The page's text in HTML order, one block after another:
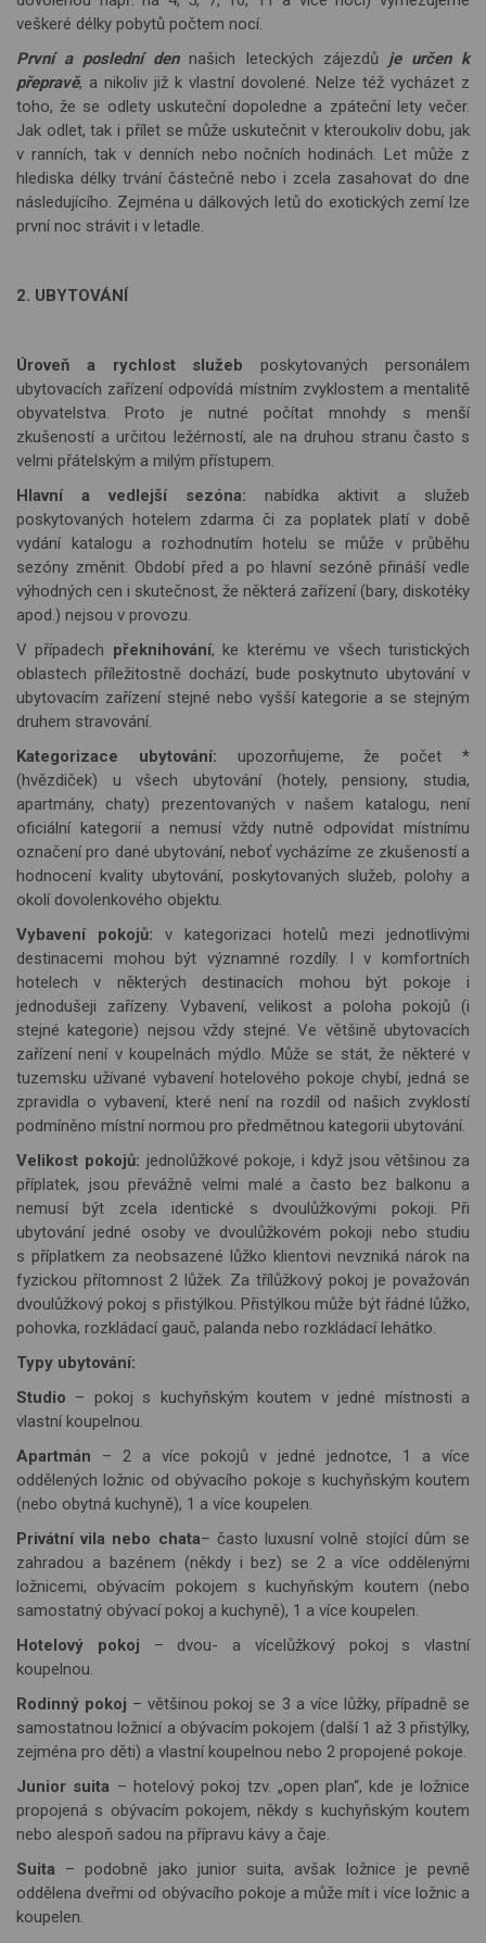
veškeré délky pobytů počtem nocí.
První a poslední dennašich leteckých zájezdů je určen k
přepravě, a nikoliv již k vlastní dovolené. Nelze též vycházet z
toho, že se odlety uskuteční dopoledne a zpáteční lety večer.
Jak odlet, tak i přílet se může uskutečnit v kteroukoliv dobu, jak
v ranních, tak v denních nebo nočních hodinách. Let může z
hlediska délky trvání částečně nebo i zcela zasahovat do dne
následujícího. Zejména u dálkových letů do exotických zemí lze
první noc strávit i v letadle.
2. UBYTOVÁNÍ
Úroveň a rychlost služeb poskytovaných personálem
ubytovacích zařízení odpovídá místním zvyklostem a mentalitě
obyvatelstva. Proto je nutné počítat mnohdy s menší
zkušeností a určitou ležérností, ale na druhou stranu často s
velmi přátelským a milým přístupem.
Hlavní a vedlejší sezóna: nabídka aktivit a služeb
poskytovaných hotelem zdarma či za poplatek platí v době
vydání katalogu a rozhodnutím hotelu se může v průběhu
sezóny změnit. Období před a po hlavní sezóně přináší vedle
výhodných cen i skutečnost, že některá zařízení (bary, diskotéky
apod.) nejsou v provozu.
V případech překnihování, ke kterému ve všech turistických
oblastech příležitostně dochází, bude poskytnuto ubytování v
ubytovacím zařízení stejné nebo vyšší kategorie a se stejným
druhem stravování.
Kategorizace ubytování: upozorňujeme, že počet *
(hvězdiček) u všech ubytování (hotely, pensiony, studia,
apartmány, chaty) prezentovaných v našem katalogu, není
oficiální kategorií a nemusí vždy nutně odpovídat místnímu
označení pro dané ubytování, neboť vycházíme ze zkušeností a
hodnocení kvality ubytování, poskytovaných služeb, polohy a
okolí dovolenkového objektu.
Vybavení pokojů: v kategorizaci hotelů mezi jednotlivými
destinacemi mohou být významné rozdíly. I v komfortních
hotelech v některých destinacích mohou být pokoje i
jednodušeji zařízeny. Vybavení, velikost a poloha pokojů (i
stejné kategorie) nejsou vždy stejné. Ve většině ubytovacích
zařízení není v koupelnách mýdlo. Může se stát, že některé v
tuzemsku užívané vybavení hotelového pokoje chybí, jedná se
zpravidla o vybavení, které není na rozdíl od našich zvyklostí
podmíněno místní normou pro předmětnou kategorii ubytování.
Velikost pokojů: jednolůžkové pokoje, i když jsou většinou za
příplatek, jsou převážně velmi malé a často bez balkonu a
nemusí být zcela identické s dvoulůžkovými pokoji. Při
ubytování jedné osoby ve dvoulůžkovém pokoji nebo studiu
s příplatkem za neobsazené lůžko klientovi nevzniká nárok na
fyzickou přítomnost 2 lůžek. Za třílůžkový pokoj je považován
dvoulůžkový pokoj s přistýlkou. Přistýlkou může být řádné lůžko,
pohovka, rozkládací gauč, palanda nebo rozkládací lehátko.
Typy ubytování:
Studio – pokoj s kuchyňským koutem v jedné místnosti a
vlastní koupelnou.
Apartmán – 2 a více pokojů v jedné jednotce, 1 a více
oddělených ložnic od obývacího pokoje s kuchyňským koutem
(nebo obytná kuchyně), 1 a více koupelen.
Privátní vila nebo chata– často luxusní volně stojící dům se
zahradou a bazénem (někdy i bez) se 2 a více oddělenými
ložnicemi, obývacím pokojem s kuchyňským koutem (nebo
samostatný obývací pokoj a kuchyně), 1 a více koupelen.
Hotelový pokoj – dvou- a vícelůžkový pokoj s vlastní
koupelnou.
Rodinný pokoj – většinou pokoj se 3 a více lůžky, případně se
samostatnou ložnicí a obývacím pokojem (další 1 až 3 přistýlky,
zejména pro děti) a vlastní koupelnou nebo 2 propojené pokoje.
Junior suita – hotelový pokoj tzv. „open plan“, kde je ložnice
propojená s obývacím pokojem, někdy s kuchyňským koutem
nebo alespoň sadou na přípravu kávy a čaje.
Suita – podobně jako junior suita, avšak ložnice je pevně
oddělena dveřmi od obývacího pokoje a může mít i více ložnic a
koupelen.